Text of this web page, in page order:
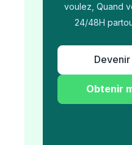
voulez, Quand
24/48H
Obtenir